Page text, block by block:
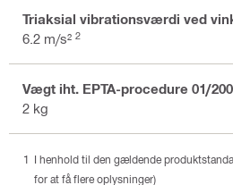
Triaksial vibrationsværdi ved
6.2 m/s² 2
Vægt iht. EPTA-procedure 01/
2 kg
I henhold til den gældende
for at få flere oplysninger)